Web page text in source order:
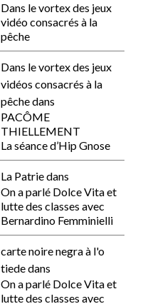
Dans le vortex des jeux
vidéo consacrés à la
pêche
Dans le vortex des jeux
vidéos consacrés à la
pêchedans
PACÔME
THIELLEMENT
La séance d’Hip Gnose
La Patriedans
On a parlé Dolce Vita et
lutte des classes avec
Bernardino Femminielli
carte noire negra à l'o
tiededans
On a parlé Dolce Vita et
lutte des classes avec